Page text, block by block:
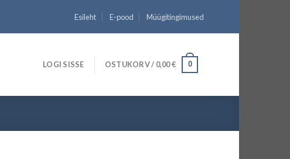
Esileht E-pood Müügitingimused
LOGI SISSE OSTUKORV / 0,00€ 0